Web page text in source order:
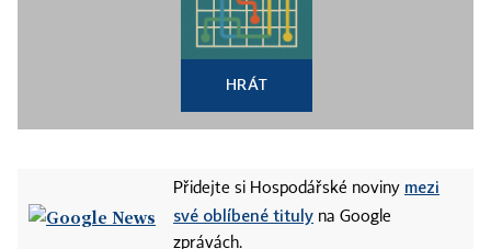
HRÁT
Přidejte si Hospodářské noviny mezi
své oblíbené tituly na Google
zprávách.